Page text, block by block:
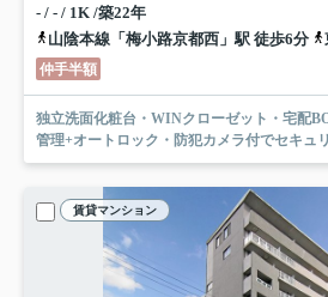
- / - / 1K /築22年
山陰本線「梅小路京都西」駅 徒歩6分
仲手半額
独立洗面化粧台・WINクローゼット・宅配
管理+オートロック・防犯カメラ付でセキュ
賃貸マンション